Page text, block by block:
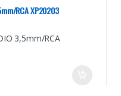
RCA XP20203